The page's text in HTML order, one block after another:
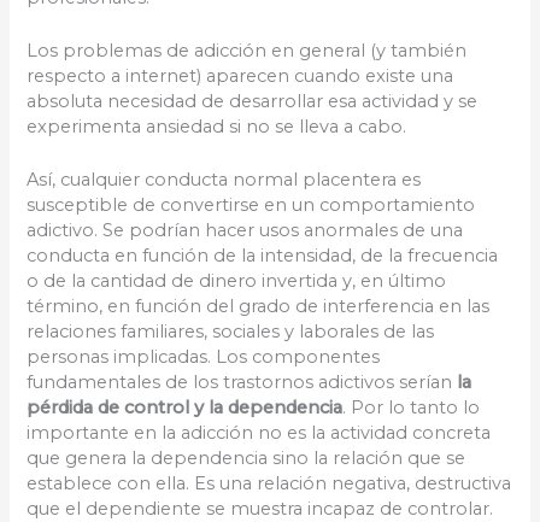
Los problemas de adicción en general (y también
respecto a internet) aparecen cuando existe una
absoluta necesidad de desarrollar esa actividad y se
experimenta ansiedad si no se lleva a cabo.
Así, cualquier conducta normal placentera es
susceptible de convertirse en un comportamiento
adictivo. Se podrían hacer usos anormales de una
conducta en función de la intensidad, de la frecuencia
o de la cantidad de dinero invertida y, en último
término, en función del grado de interferencia en las
relaciones familiares, sociales y laborales de las
personas implicadas. Los componentes
fundamentales de los trastornos adictivos serían la
pérdida de control y la dependencia. Por lo tanto lo
importante en la adicción no es la actividad concreta
que genera la dependencia sino la relación que se
establece con ella. Es una relación negativa, destructiva
que el dependiente se muestra incapaz de controlar.